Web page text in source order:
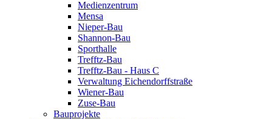
Medienzentrum
Mensa
Nieper-Bau
Shannon-Bau
Sporthalle
Trefftz-Bau
Trefftz-Bau - Haus C
Verwaltung Eichendorffstraße
Wiener-Bau
Zuse-Bau
Bauprojekte